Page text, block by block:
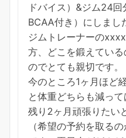
ドバイス）&ジム24回
BCAA付き）にしまし
ジムトレーナーの
方、どこを鍛えてい
のでとても親切です。
今のところ1ヶ月ほど
と体重どちらも減って
残り2ヶ月頑張りたい
（希望の予約を取る